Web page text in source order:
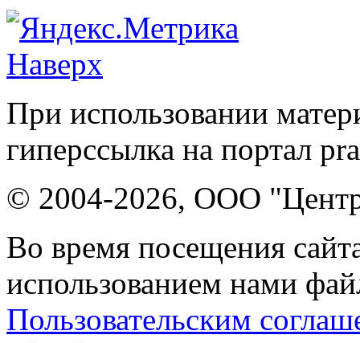
Наверх
При использовании
гиперссылка на портал
© 2004-2026, ООО "Центр
Во время посещения
использованием нами
Пользовательским